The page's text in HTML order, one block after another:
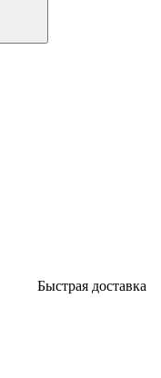
Быстрая доставка